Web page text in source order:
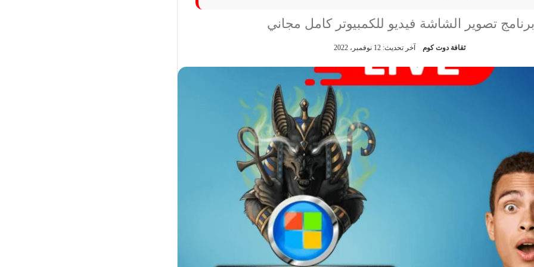
برنامج تصوير الشاشة فيديو للكمبيوتر كامل مجاني
ثقافة دوت كوم آخر تحديث: 12 نوفمبر، 2022